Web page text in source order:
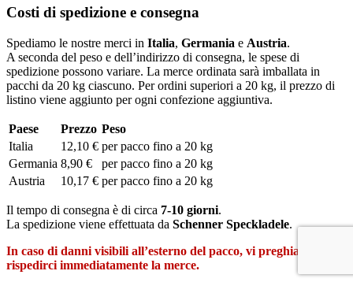
Costi di spedizione e consegna
Spediamo le nostre merci in Italia, Germania e Austria.
A seconda del peso e dell’indirizzo di consegna, le spese di
spedizione possono variare. La merce ordinata sarà imballata in
pacchi da 20 kg ciascuno. Per ordini superiori a 20 kg, il prezzo di
listino viene aggiunto per ogni confezione aggiuntiva.
Paese Prezzo Peso
Italia
12,10 € per pacco fino a 20 kg
Germania 8,90 €
per pacco fino a 20 kg
Austria
10,17 € per pacco fino a 20 kg
Il tempo di consegna è di circa 7-10 giorni.
La spedizione viene effettuata da Schenner Speckladele.
In caso di danni visibili all’esterno del pacco, vi preghiamo di
rispedirci immediatamente la merce.